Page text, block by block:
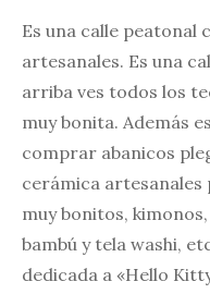
Es una calle peatonal
artesanales. Es una
arriba ves todos los
muy bonita. Además
comprar abanicos
cerámica
muy bonitos,
bambú y tela washi,
dedicada a «Hello